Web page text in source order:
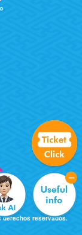
derechos reservados.